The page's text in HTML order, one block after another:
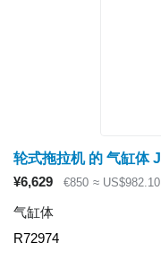
¥6,629 €850 ≈ US$982.10
气缸体
R72974